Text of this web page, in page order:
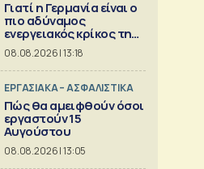
Γιατί η Γερμανία είναι ο
πιο αδύναμος
ενεργειακός κρίκος της
Ευρώπης
08.08.2026 | 13:18
ΕΡΓΑΣΙΑΚΑ – ΑΣΦΑΛΙΣΤΙΚΑ
Πώς θα αμειφθούν όσοι
εργαστούν 15
Αυγούστου
08.08.2026 | 13:05